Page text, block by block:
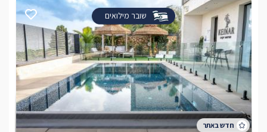
שובר מילואים